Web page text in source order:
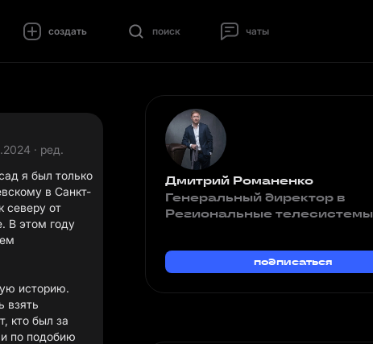
создать поиск чаты
· ред.
я был только
в Санкт-
северу от
В этом году
историю.
взять
кто был за
по подобию
Дмитрий Романенко
Генеральный директор в
Региональные телесистемы
подписаться